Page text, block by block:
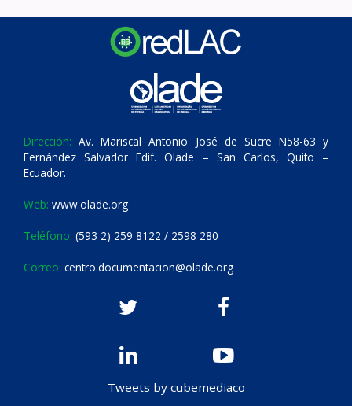
Dirección: Av. Mariscal Antonio José de Sucre N58-63 y
Fernández Salvador Edif. Olade – San Carlos, Quito –
Ecuador.
Web: www.olade.org
Teléfono: (593 2) 259 8122 / 2598 280
Correo: centro.documentacion@olade.org
Tweets by cubemediaco